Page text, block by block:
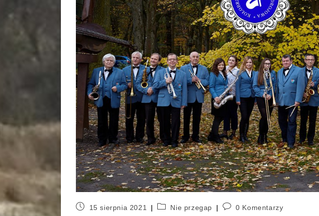
15 sierpnia 2021 Nie przegap 0 Komentarzy